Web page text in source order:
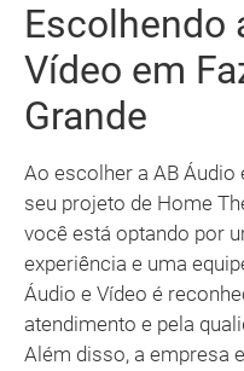
Escolhendo
Vídeo em
Grande
Ao escolher a AB Áudio
seu projeto de Home
você está optando por
experiência e uma
Áudio e Vídeo é
atendimento e pela
Além disso, a empresa